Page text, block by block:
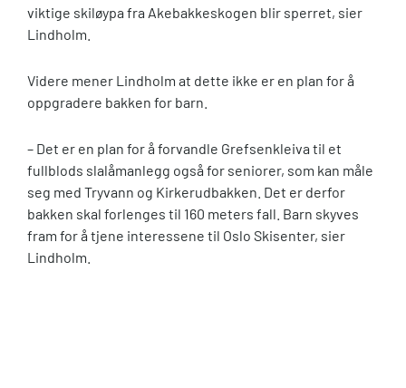
viktige skiløypa fra Akebakkeskogen blir sperret, sier
Lindholm.
Videre mener Lindholm at dette ikke er en plan for å
oppgradere bakken for barn.
– Det er en plan for å forvandle Grefsenkleiva til et
fullblods slalåmanlegg også for seniorer, som kan måle
seg med Tryvann og Kirkerudbakken. Det er derfor
bakken skal forlenges til 160 meters fall. Barn skyves
fram for å tjene interessene til Oslo Skisenter, sier
Lindholm.